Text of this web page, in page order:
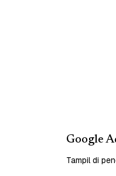
Google
Tampil di